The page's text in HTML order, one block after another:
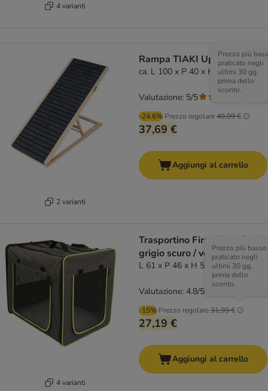
4 varianti
2 varianti
Rampa TIAKI Up&Down
ca. L 100 x P 40 x H 32-60 cm
-24.6% Prezzo regolare49,99 €
Prezzo più
praticato negli
ultimi 30 gg,
prima dello
sconto.
37,69 €
Valutazione: 5/5
Aggiungi al carrello
4 varianti
Trasportino First Class Basic
grigio scuro / verde fluo
L 61 x P 46 x H 53,5 cm
-15% Prezzo regolare31,99 €
Prezzo più basso
praticato negli
ultimi 30 gg,
prima dello
sconto.
27,19 €
Valutazione: 4.8/5
Aggiungi al carrello